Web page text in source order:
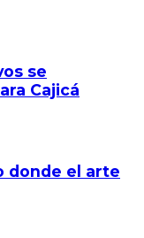
se
Cajicá
donde el arte